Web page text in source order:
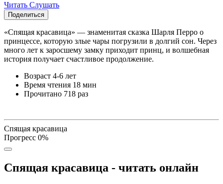
Читать Слушать
Поделиться
«Спящая красавица» — знаменитая сказка Шарля Перро о
принцессе, которую злые чары погрузили в долгий сон. Через
много лет к заросшему замку приходит принц, и волшебная
история получает счастливое продолжение.
Возраст 4-6 лет
Время чтения 18 мин
Прочитано 718 раз
Спящая красавица
Прогресс 0%
Спящая красавица - читать онлайн